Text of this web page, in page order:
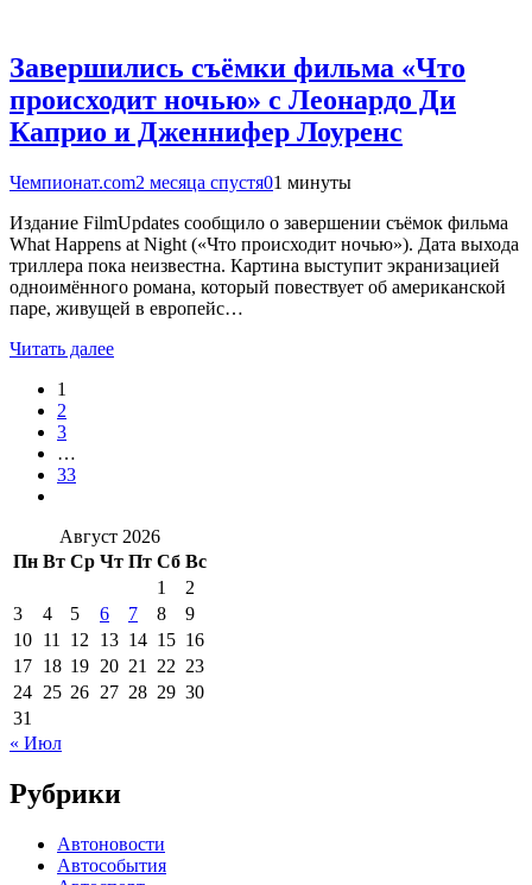
Завершились съёмки фильма «Что
происходит ночью» с Леонардо Ди
Каприо и Дженнифер Лоуренс
Чемпионат.com2 месяца спустя01 минуты
Издание FilmUpdates сообщило о завершении съёмок фильма
What Happens at Night («Что происходит ночью»). Дата выхода
триллера пока неизвестна. Картина выступит экранизацией
одноимённого романа, который повествует об американской
паре, живущей в европейс…
Читать далее
1
2
3
…
33
Август 2026
Пн Вт Ср Чт Пт Сб Вс
1
2
3
4 5 6 7 8
9
10 11 12 13 14 15 16
17 18 19 20 21 22 23
24 25 26 27 28 29 30
31
« Июл
Рубрики
Автоновости
Автособытия